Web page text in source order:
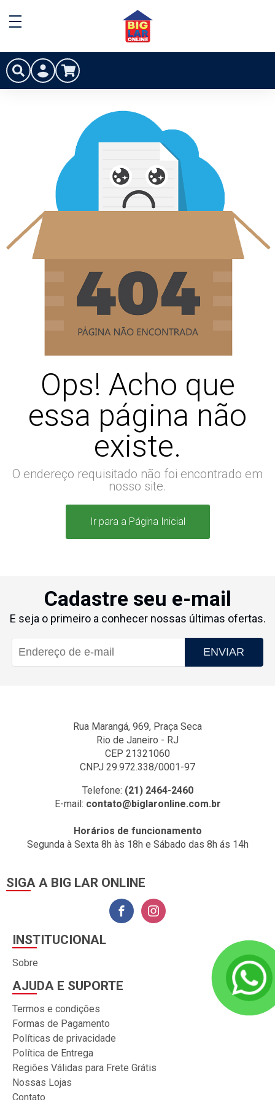
Ops! Acho que
essa página não
existe.
O endereço requisitado não foi encontrado em
nosso site.
Ir para a Página Inicial
Cadastre seu e-mail
E seja o primeiro a conhecer nossas últimas ofertas.
ENVIAR
Rua Marangá, 969, Praça Seca
Rio de Janeiro - RJ
CEP 21321060
CNPJ 29.972.338/0001-97
Telefone: (21) 2464-2460
E-mail: contato@biglaronline.com.br
Horários de funcionamento
Segunda à Sexta 8h às 18h e Sábado das 8h ás 14h
SIGA A BIG LAR ONLINE
INSTITUCIONAL
Sobre
AJUDA E SUPORTE
Termos e condições
Formas de Pagamento
Políticas de privacidade
Política de Entrega
Regiões Válidas para Frete Grátis
Nossas Lojas
Contato